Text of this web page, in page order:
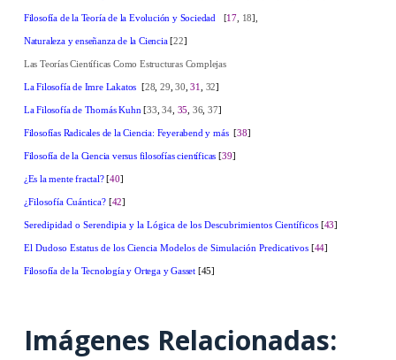
Filosofía de la Teoría de la Evolución y Sociedad [17, 18],
Naturaleza y enseñanza de la Ciencia[22]
Las Teorías Científicas Como Estructuras Complejas
La Filosofía de Imre Lakatos [28 29 ,30 ,31 32]
La Filosofía de Thomás Kuhn [33 34, 35 36 37]
Filosofías Radicales de la Ciencia: Feyerabend y más [38]
Filosofía de la Ciencia versus filosofías científicas [39]
¿Es la mente fractal?[40]
¿Filosofía Cuántica? [42]
Seredipidad o Serendipia y la Lógica de los Descubrimientos Científicos [43]
El Dudoso Estatus de los Ciencia Modelos de Simulación Predicativos [44]
Filosofía de la Tecnología y Ortega y Gasset [45]
Imágenes Relacionadas: